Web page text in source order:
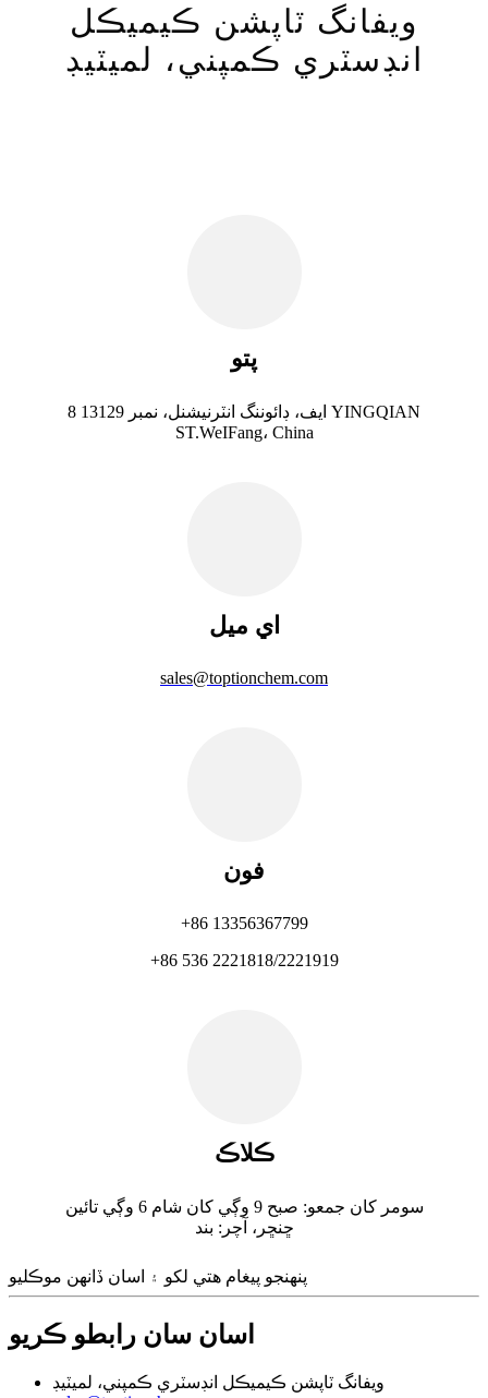
ويفانگ ٽاپشن ڪيميڪل
انڊسٽري ڪمپني، لميٽيڊ
پتو
8 ايف، ڊائوننگ انٽرنيشنل، نمبر 13129 YINGQIAN
ST.WeIFang، China
اي ميل
sales@toptionchem.com
فون
+86 13356367799
+86 536 2221818/2221919
ڪلاڪ
سومر کان جمعو: صبح 9 وڳي کان شام 6 وڳي تائين
ڇنڇر، آچر: بند
پنهنجو پيغام هتي لکو ۽ اسان ڏانهن موڪليو
اسان سان رابطو ڪريو
ويفانگ ٽاپشن ڪيميڪل انڊسٽري ڪمپني، لميٽيڊ